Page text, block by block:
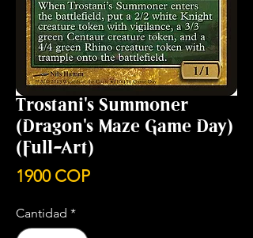
Trostani's Summoner
(Dragon's Maze Game Day)
(Full-Art)
1900 COPPrecio
Cantidad *